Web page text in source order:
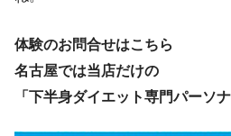
体験のお問合せはこちら
名古屋では当店だけの
「下半身ダイエット専門パーソ